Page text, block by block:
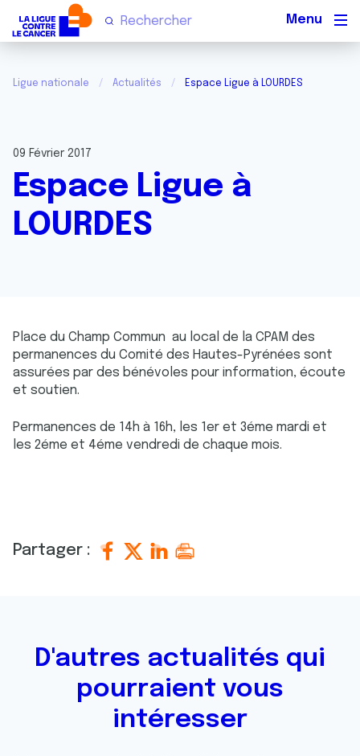
Ligue nationale Actualités Espace Ligue à LOURDES
09 Février 2017
Espace Ligue à
LOURDES
Place du Champ Commun au local de la CPAM des
permanences du Comité des Hautes-Pyrénées sont
assurées par des bénévoles pour information, écoute
et soutien.
Permanences de 14h à 16h, les 1er et 3éme mardi et
les 2éme et 4éme vendredi de chaque mois.
Partager :
D'autres actualités qui
pourraient vous
intéresser